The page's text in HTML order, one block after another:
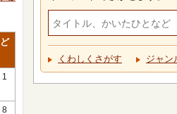
ど
1
8
くわしくさがす ジャン